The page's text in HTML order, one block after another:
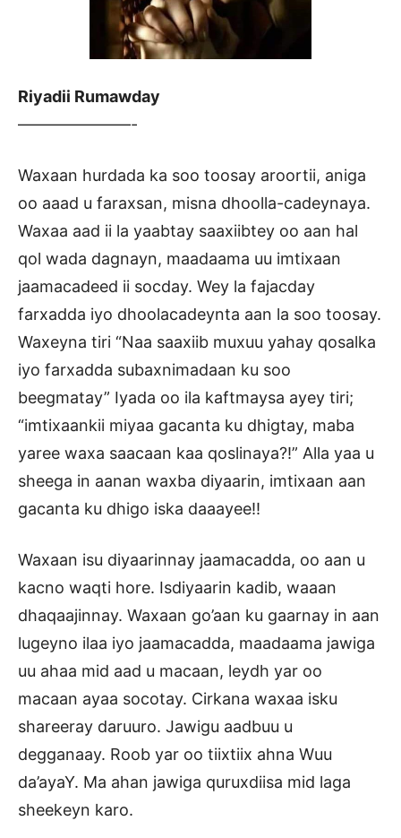
Riyadii Rumawday
———————-
Waxaan hurdada ka soo toosay aroortii, aniga
oo aaad u faraxsan, misna dhoolla-cadeynaya.
Waxaa aad ii la yaabtay saaxiibtey oo aan hal
qol wada dagnayn, maadaama uu imtixaan
jaamacadeed ii socday. Wey la fajacday
farxadda iyo dhoolacadeynta aan la soo toosay.
Waxeyna tiri “Naa saaxiib muxuu yahay qosalka
iyo farxadda subaxnimadaan ku soo
beegmatay” Iyada oo ila kaftmaysa ayey tiri;
“imtixaankii miyaa gacanta ku dhigtay, maba
yaree waxa saacaan kaa qoslinaya?!” Alla yaa u
sheega in aanan waxba diyaarin, imtixaan aan
gacanta ku dhigo iska daaayee!!
Waxaan isu diyaarinnay jaamacadda, oo aan u
kacno waqti hore. Isdiyaarin kadib, waaan
dhaqaajinnay. Waxaan go’aan ku gaarnay in aan
lugeyno ilaa iyo jaamacadda, maadaama jawiga
uu ahaa mid aad u macaan, leydh yar oo
macaan ayaa socotay. Cirkana waxaa isku
shareeray daruuro. Jawigu aadbuu u
degganaay. Roob yar oo tiixtiix ahna Wuu
da’ayaY. Ma ahan jawiga quruxdiisa mid laga
sheekeyn karo.